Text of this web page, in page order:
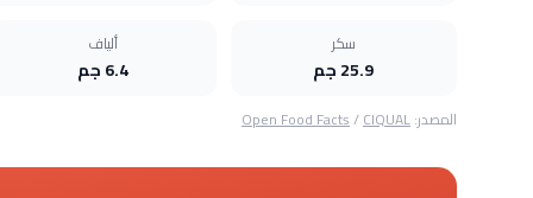
سكر
25.9 جم
ألياف
6.4 جم
المصدر: Open Food Facts/CIQUAL